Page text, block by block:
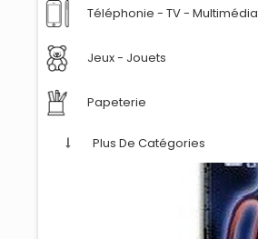
Téléphonie - TV - Multimédia
Jeux - Jouets
Papeterie
Plus De Catégories